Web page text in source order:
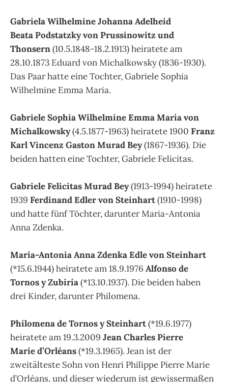
Gabriela Wilhelmine Johanna Adelheid
Beata Podstatzky von Prussinowitz und
Thonsern(10.5.1848-18.2.1913) heiratete am
28.10.1873 Eduard von Michalkowsky (1836-1930).
Das Paar hatte eine Tochter, Gabriele Sophia
Wilhelmine Emma Maria.
Gabriele Sophia Wilhelmine Emma Maria von
Michalkowsky(4.5.1877-1963) heiratete 1900 Franz
Karl Vincenz Gaston Murad Bey(1867-1936). Die
beiden hatten eine Tochter, Gabriele Felicitas.
Gabriele Felicitas Murad Bey(1913-1994) heiratete
1939 Ferdinand Edler von Steinhart(1910-1998)
und hatte fünf Töchter, darunter Maria-Antonia
Anna Zdenka.
Maria-Antonia Anna Zdenka Edle von Steinhart
(*15.6.1944) heiratete am 18.9.1976 Alfonso de
Tornos y Zubiría(*13.10.1937). Die beiden haben
drei Kinder, darunter Philomena.
Philomena de Tornos y Steinhart(*19.6.1977)
heiratete am 19.3.2009 Jean Charles Pierre
Marie d’Orléans(*19.3.1965). Jean ist der
zweitälteste Sohn von Henri Philippe Pierre Marie
d’Orléans, und dieser wiederum ist gewissermaßen